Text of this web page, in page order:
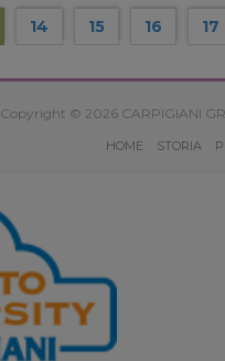
14 15 16 17
Copyright © 2026 CARPIGIANI
HOME STORIA